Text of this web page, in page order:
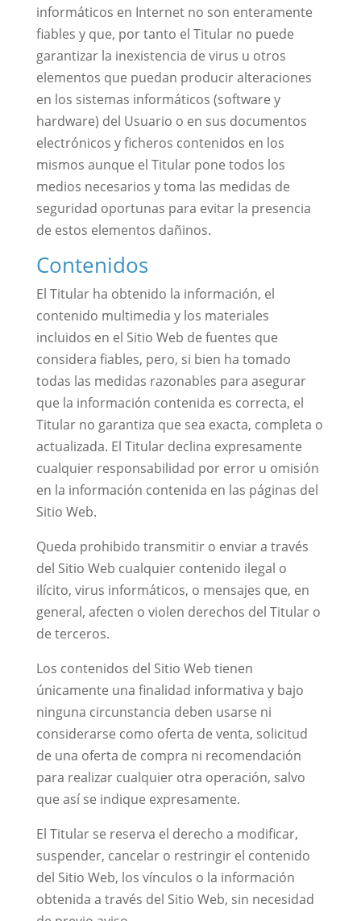
informáticos en Internet no son enteramente
fiables y que, por tanto el Titular no puede
garantizar la inexistencia de virus u otros
elementos que puedan producir alteraciones
en los sistemas informáticos (software y
hardware) del Usuario o en sus documentos
electrónicos y ficheros contenidos en los
mismos aunque el Titular pone todos los
medios necesarios y toma las medidas de
seguridad oportunas para evitar la presencia
de estos elementos dañinos.
Contenidos
El Titular ha obtenido la información, el
contenido multimedia y los materiales
incluidos en el Sitio Web de fuentes que
considera fiables, pero, si bien ha tomado
todas las medidas razonables para asegurar
que la información contenida es correcta, el
Titular no garantiza que sea exacta, completa o
actualizada. El Titular declina expresamente
cualquier responsabilidad por error u omisión
en la información contenida en las páginas del
Sitio Web.
Queda prohibido transmitir o enviar a través
del Sitio Web cualquier contenido ilegal o
ilícito, virus informáticos, o mensajes que, en
general, afecten o violen derechos del Titular o
de terceros.
Los contenidos del Sitio Web tienen
únicamente una finalidad informativa y bajo
ninguna circunstancia deben usarse ni
considerarse como oferta de venta, solicitud
de una oferta de compra ni recomendación
para realizar cualquier otra operación, salvo
que así se indique expresamente.
El Titular se reserva el derecho a modificar,
suspender, cancelar o restringir el contenido
del Sitio Web, los vínculos o la información
obtenida a través del Sitio Web, sin necesidad